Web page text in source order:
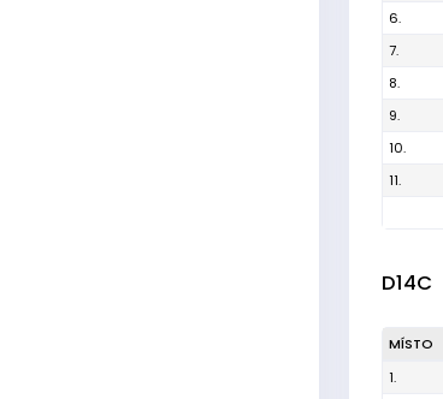
6.
7.
8.
9.
10.
11.
D14C
MÍSTO
1.